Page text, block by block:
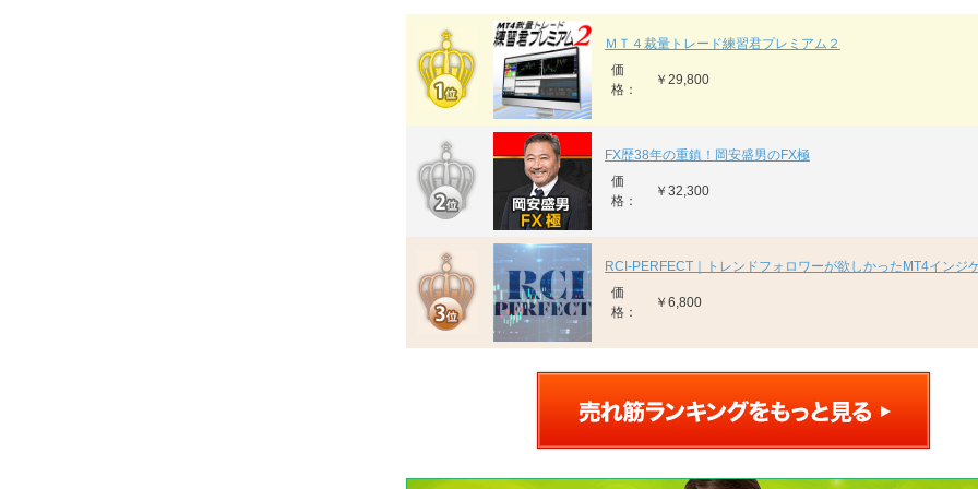
ＭＴ４裁量トレード練習君プレミアム２
価
格：
￥29,800
FX歴38年の重鎮！岡安盛男のFX極
価
格：
￥32,300
RCI-PERFECT｜トレンドフォロワーが欲しかったMT4インジ
価
格：
￥6,800